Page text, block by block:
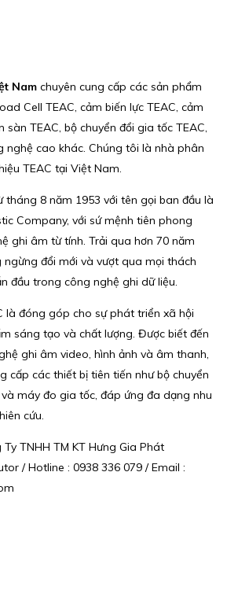
Nam chuyên cung cấp các sản phẩm
Cell TEAC, cảm biến lực TEAC, cảm
sàn TEAC, bộ chuyển đổi gia tốc TEAC,
nghệ cao khác. Chúng tôi là nhà phân
TEAC tại Việt Nam.
tháng 8 năm 1953 với tên gọi ban đầu là
Company, với sứ mệnh tiên phong
ghi âm từ tính. Trải qua hơn 70 năm
ngừng đổi mới và vượt qua mọi thách
đầu trong công nghệ ghi dữ liệu.
là đóng góp cho sự phát triển xã hội
sáng tạo và chất lượng. Được biết đến
ghi âm video, hình ảnh và âm thanh,
cấp các thiết bị tiên tiến như bộ chuyển
máy đo gia tốc, đáp ứng đa dạng nhu
cứu.
TNHH TM KT Hưng Gia Phát
/ Hotline : 0938 336 079 / Email :